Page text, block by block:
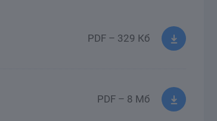
PDF – 329 Кб
PDF – 8 Мб